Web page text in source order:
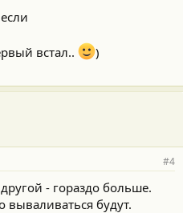
встал..
)
#4
- гораздо больше.
вываливаться будут.